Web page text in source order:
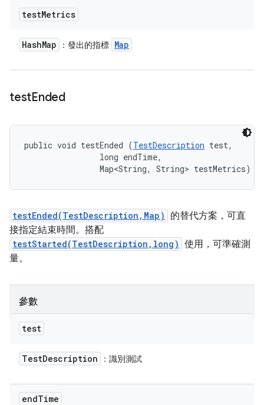
testMetrics
HashMap ：發出的指標 Map
testEnded
public void testEnded (TestDescription test,
                long endTime,
                Map<String, String> testMetrics)
testEnded(TestDescription,Map)
的替代方案，可直
接指定結束時間。搭配
testStarted(TestDescription,long) 使用，可準確測
量。
參數
test
TestDescription ：識別測試
endTime